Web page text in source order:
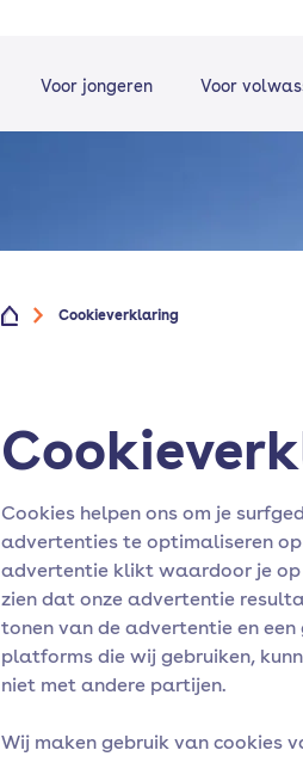
Voor jongeren Voor
Cookie­verklaring
Cookies helpen ons om je
advertenties te optimaliseren
advertentie klikt waardoor je
zien dat onze advertentie
tonen van de advertentie en
platforms die wij gebruiken,
niet met andere partijen.
Wij maken gebruik van cookies